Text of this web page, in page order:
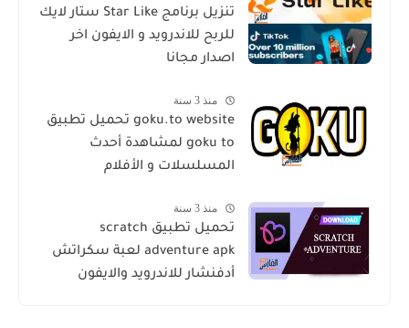
تنزيل برنامج Star Like ستار لايك
للربح للاندرويد و الايفون اخر
اصدار مجانا
منذ 3 سنة
goku.to website تحميل تطبيق
goku to لمشاهدة أحدث
المسلسلات و الأفلام
منذ 3 سنة
تحميل تطبيق scratch
adventure apk لعبة سكراتش
أدفنشار للاندرويد والايفون